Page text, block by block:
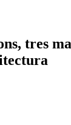
tres